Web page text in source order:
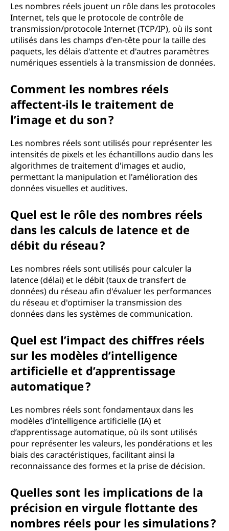
Les nombres réels jouent un rôle dans les protocoles
Internet, tels que le protocole de contrôle de
transmission/protocole Internet (TCP/IP), où ils sont
utilisés dans les champs d'en-tête pour la taille des
paquets, les délais d'attente et d'autres paramètres
numériques essentiels à la transmission de données.
Comment les nombres réels
affectent-ils le traitement de
l’image et du son ?
Les nombres réels sont utilisés pour représenter les
intensités de pixels et les échantillons audio dans les
algorithmes de traitement d'images et audio,
permettant la manipulation et l'amélioration des
données visuelles et auditives.
Quel est le rôle des nombres réels
dans les calculs de latence et de
débit du réseau ?
Les nombres réels sont utilisés pour calculer la
latence (délai) et le débit (taux de transfert de
données) du réseau afin d'évaluer les performances
du réseau et d'optimiser la transmission des
données dans les systèmes de communication.
Quel est l’impact des chiffres réels
sur les modèles d’intelligence
artificielle et d’apprentissage
automatique ?
Les nombres réels sont fondamentaux dans les
modèles d’intelligence artificielle (IA) et
d’apprentissage automatique, où ils sont utilisés
pour représenter les valeurs, les pondérations et les
biais des caractéristiques, facilitant ainsi la
reconnaissance des formes et la prise de décision.
Quelles sont les implications de la
précision en virgule flottante des
nombres réels pour les simulations ?